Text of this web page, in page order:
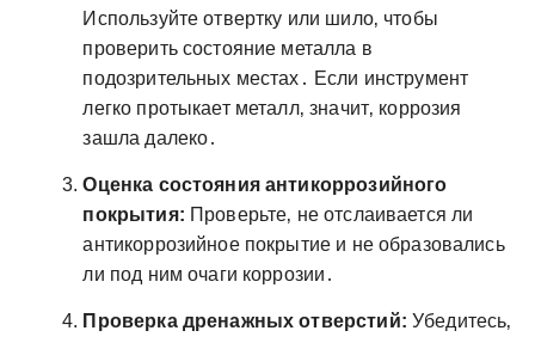
Используйте отвертку или шило‚ чтобы
проверить состояние металла в
подозрительных местах․ Если инструмент
легко протыкает металл‚ значит‚ коррозия
зашла далеко․
Оценка состояния антикоррозийного
покрытия: Проверьте‚ не отслаивается ли
антикоррозийное покрытие и не образовались
ли под ним очаги коррозии․
Проверка дренажных отверстий: Убедитесь‚